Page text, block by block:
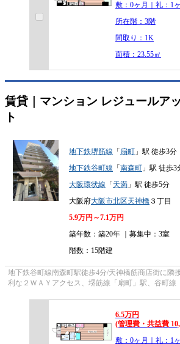
敷：0ヶ月｜礼：1
所在階：3階
間取り：1K
面積：23.55㎡
賃貸｜マンション レジュールア
ト
地下鉄堺筋線 「 扇町 」駅 徒歩3分
地下鉄谷町線 「 南森町 」駅 徒歩3
大阪環状線 「 天満 」駅 徒歩5分
大阪府大阪市北区天神橋 ３丁目
5.9万円～7.1万円
築年数：築20年 ｜募集中： 3室
階数：15階建
地下鉄谷町線南森町駅徒歩4分/天神橋筋商店街に隣
利な２ＷＡＹアクセス、堺筋線「扇町」駅、谷町線
6.5万円
(管理費・共益費
敷：0ヶ月｜礼：1